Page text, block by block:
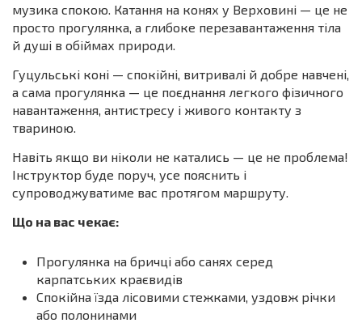
музика спокою. Катання на конях у Верховині — це не
просто прогулянка, а глибоке перезавантаження тіла
й душі в обіймах природи.
Гуцульські коні — спокійні, витривалі й добре навчені,
а сама прогулянка — це поєднання легкого фізичного
навантаження, антистресу і живого контакту з
твариною.
Навіть якщо ви ніколи не катались — це не проблема!
Інструктор буде поруч, усе пояснить і
супроводжуватиме вас протягом маршруту.
Що на вас чекає:
Прогулянка на бричці або санях серед
карпатських краєвидів
Спокійна їзда лісовими стежками, уздовж річки
або полонинами